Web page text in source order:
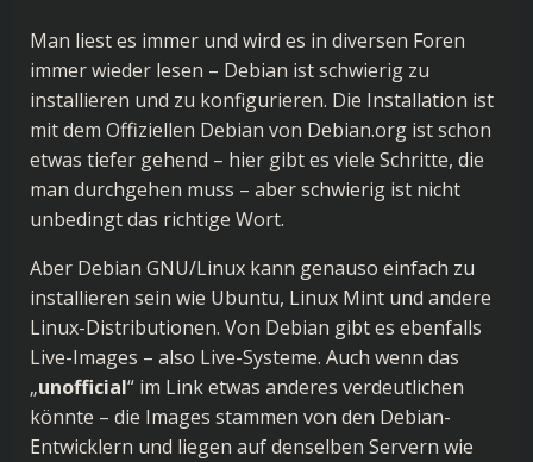
Man liest es immer und wird es in diversen Foren
immer wieder lesen – Debian ist schwierig zu
installieren und zu konfigurieren. Die Installation ist
mit dem Offiziellen Debian von Debian.org ist schon
etwas tiefer gehend – hier gibt es viele Schritte, die
man durchgehen muss – aber schwierig ist nicht
unbedingt das richtige Wort.
Aber Debian GNU/Linux kann genauso einfach zu
installieren sein wie Ubuntu, Linux Mint und andere
Linux-Distributionen. Von Debian gibt es ebenfalls
Live-Images – also Live-Systeme. Auch wenn das
„unofficial“ im Link etwas anderes verdeutlichen
könnte – die Images stammen von den Debian-
Entwicklern und liegen auf denselben Servern wie